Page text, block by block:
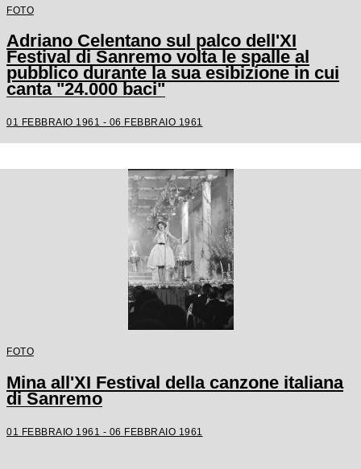
FOTO
Adriano Celentano sul palco dell'XI
Festival di Sanremo volta le spalle al
pubblico durante la sua esibizione in cui
canta "24.000 baci"
01 FEBBRAIO 1961 - 06 FEBBRAIO 1961
FOTO
Mina all'XI Festival della canzone italiana
di Sanremo
01 FEBBRAIO 1961 - 06 FEBBRAIO 1961